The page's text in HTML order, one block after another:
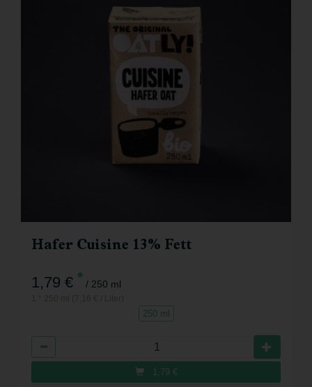
Hafer Cuisine 13% Fett
1,79 € * / 250 ml
250 ml
1,79 €